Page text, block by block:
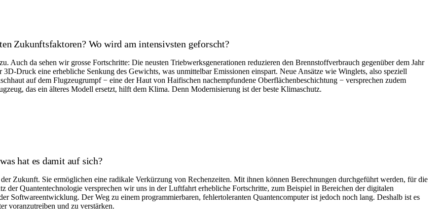
Zukunftsfaktoren? Wo wird am intensivsten geforscht?
Auch da sehen wir grosse Fortschritte: Die neusten Triebwerksgenerationen reduzieren den Brennstoffverbrauch gegenüber dem Jahr
Druck eine erhebliche Senkung des Gewichts, was unmittelbar Emissionen einspart. Neue Ansätze wie Winglets, also speziell
auf dem Flugzeugrumpf − eine der Haut von Haifischen nachempfundene Oberflächenbeschichtung − versprechen zudem
das ein älteres Modell ersetzt, hilft dem Klima. Denn Modernisierung ist der beste Klimaschutz.
hat es damit auf sich?
Zukunft. Sie ermöglichen eine radikale Verkürzung von Rechenzeiten. Mit ihnen können Berechnungen durchgeführt werden, für die
der Quantentechnologie versprechen wir uns in der Luftfahrt erhebliche Fortschritte, zum Beispiel in Bereichen der digitalen
Softwareentwicklung. Der Weg zu einem programmierbaren, fehlertoleranten Quantencomputer ist jedoch noch lang. Deshalb ist es
voranzutreiben und zu verstärken.